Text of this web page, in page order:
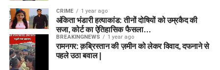
CRIME 1 year ago
अंकिता भंडारी हत्याकांड: तीनों दोषियों को उम्रकैद की
सजा, कोर्ट का ऐतिहासिक फैसला…
BREAKINGNEWS 1 year ago
रामनगर: क़ब्रिस्तान की ज़मीन को लेकर विवाद, दफनाने से
पहले उठा बवाल |